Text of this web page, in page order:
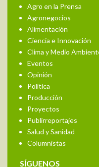
Agro en la Prensa
Agronegocios
Alimentación
Ciencia e Innovación
Clima y Medio
Eventos
Opinión
Política
Producción
Proyectos
Publirreportajes
Salud y Sanidad
Columnistas
SÍGUENOS